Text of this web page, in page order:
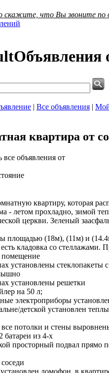
скажите, что Вы звоните по
Объявления
| Все объявления |
квартира от
все объявления от
квартиру, которая
- летом прохладно, зимой
церкви. Зеленый
площадью (18м), (11м) и
кладовка со
помещение
установлены
установлены решетки
на 50 л;
электроприборы
детской установлен
все потолки и стены
батареи из 4-х
просторный подвал прямо
домофон, в